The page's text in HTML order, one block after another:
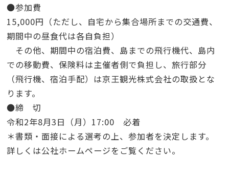
●参加費
15,000円（ただし、自宅から集合場所までの交通費、
期間中の昼食代は各自負担）
その他、期間中の宿泊費、島までの飛行機代、島内
での移動費、保険料は主催者側で負担し、旅行部分
（飛行機、宿泊手配）は京王観光株式会社の取扱とな
ります。
●締 切
令和2年8月3日（月）17:00 必着
＊書類・面接による選考の上、参加者を決定します。
詳しくは公社ホームページをご覧ください。